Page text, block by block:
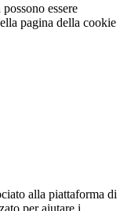
essere
pagina della cookie
alla piattaforma di
per aiutare i